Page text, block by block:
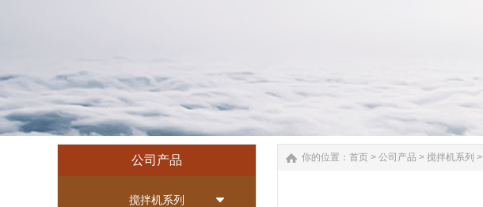
公司产品
搅拌机系列
你的位置： 首页 > 公司产品 > 搅拌机系列 >